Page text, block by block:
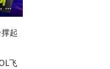
世界人工智能大会：AI开始干活了，但到底干的怎么样？萌新闯WAIC
起
飞